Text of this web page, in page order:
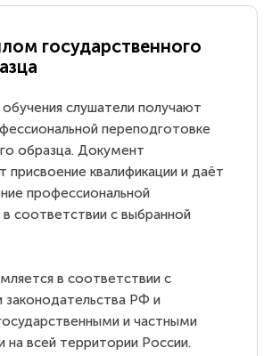
государственного
слушатели получают
переподготовке
образца. Документ
присвоение квалификации и даёт
профессиональной
соответствии с выбранной
в соответствии с
законодательства РФ и
и частными
на всей территории России.